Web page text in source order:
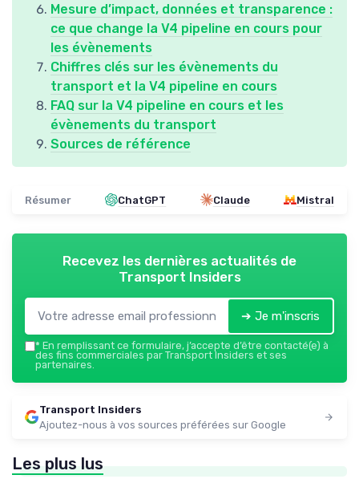
Mesure d’impact, données et transparence :
ce que change la V4 pipeline en cours pour
les évènements
Chiffres clés sur les évènements du
transport et la V4 pipeline en cours
FAQ sur la V4 pipeline en cours et les
évènements du transport
Sources de référence
Résumer ChatGPT Claude Mistral
Recevez les dernières actualités de
Transport Insiders
➔ Je m'inscris
* En remplissant ce formulaire, j’accepte d’être contacté(e) à
des fins commerciales par Transport Insiders et ses
partenaires.
Transport Insiders
Ajoutez-nous à vos sources préférées sur Google
Les plus lus